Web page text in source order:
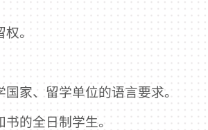
。
家、留学单位的语言要求。
的全日制学生。